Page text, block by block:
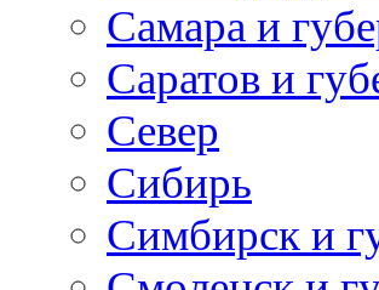
Самара и
Саратов и
Север
Сибирь
Симбирск и